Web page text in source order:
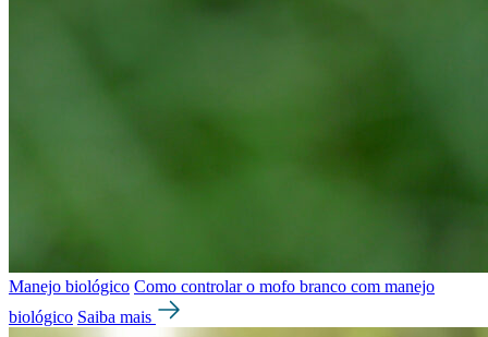
Manejo biológico Como controlar o mofo branco com manejo
biológico Saiba mais